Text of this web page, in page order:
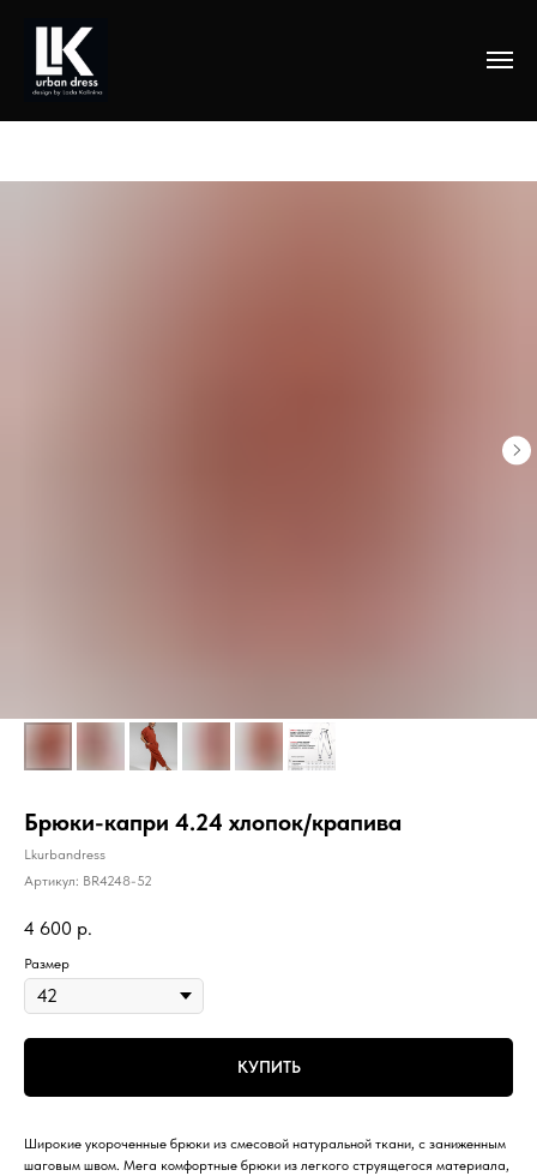
Брюки-капри 4.24 хлопок/крапива
Lkurbandress
Артикул: BR4248-52
4 600 р.
Размер
КУПИТЬ
Широкие укороченные брюки из смесовой натуральной ткани, с заниженным
шаговым швом. Мега комфортные брюки из легкого струящегося материала,